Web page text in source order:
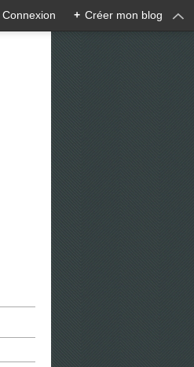
Connexion + Créer mon blog